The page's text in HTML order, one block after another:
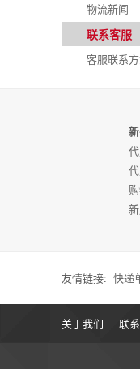
物流新闻
联系客服
客服联系
友情链接: 快递
关于我们 联